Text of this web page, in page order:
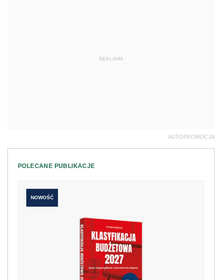
REKLAMA
AUTOPROMOCJA
POLECANE PUBLIKACJE
NOWOŚĆ